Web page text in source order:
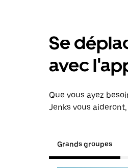
Se
avec
Que vous ayez
Jenks vous
Grands groupes